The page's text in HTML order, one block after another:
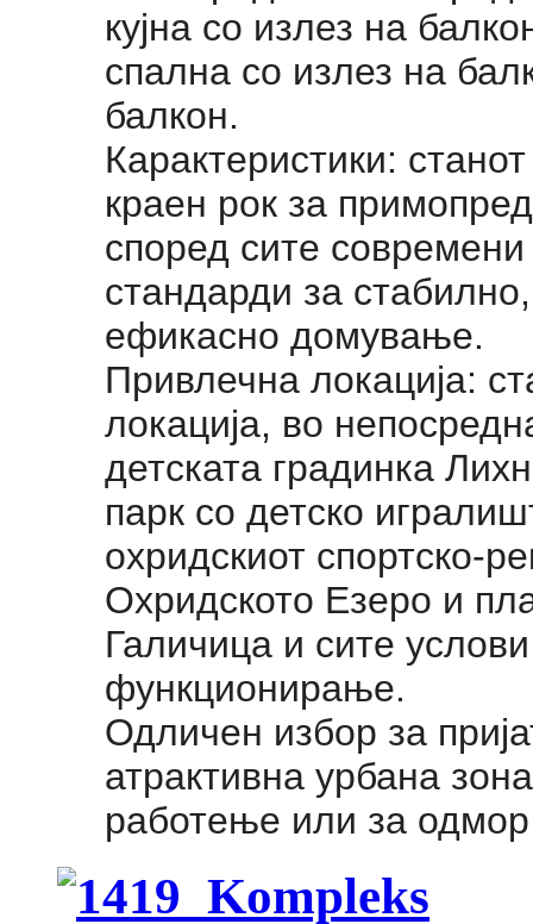
кујна со излез на
спална со излез на
балкон.
Карактеристики:
краен рок за
според сите
стандарди за
ефикасно домување.
Привлечна локација:
локација, во
детската градинка
парк со детско
охридскиот спортско-
Охридското Езеро и
Галичица и сите
функционирање.
Одличен избор за
атрактивна урбана
работење или за